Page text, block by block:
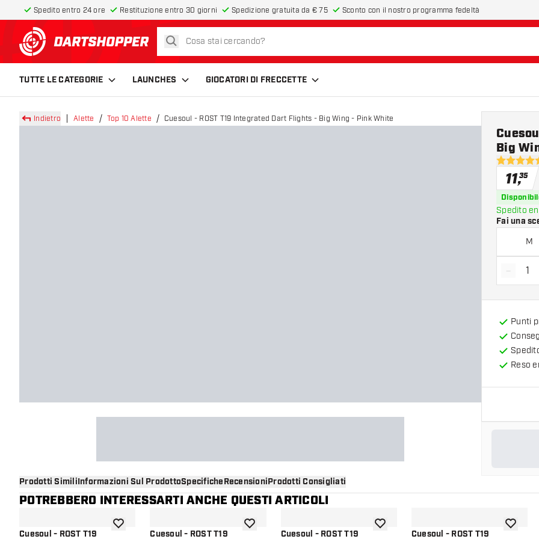
Spedito entro 24 ore Restituzione entro 30 giorni Spedizione gratuita da € 75 Sconto con il nostro programma fedeltà
torna alla home page
cerca
TUTTE LE CATEGORIE LAUNCHES GIOCATORI DI FRECCETTE
Indietro Alette Top 10 Alette Cuesoul - ROST T19 Integrated Dart Flights - Big Wing - Pink White
5 stelle di
Big
11,35
Spedito
Fai una
M
-
Punti
Reso
Prodotti SimiliInformazioni Sul ProdottoSpecificheRecensioniProdotti Consigliati
POTREBBERO INTERESSARTI ANCHE QUESTI ARTICOLI
Cuesoul - ROST T19
aggiungi alla lista dei desideri
Cuesoul - ROST T19
aggiungi alla lista dei desideri
Cuesoul - ROST T19
aggiungi alla lista dei desideri
Cuesoul - ROST T19